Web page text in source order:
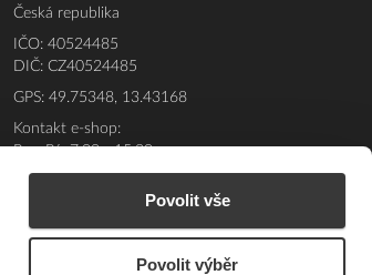
Povolit vše
Povolit výběr
Česká republika
IČO: 40524485
DIČ: CZ40524485
GPS: 49.75348, 13.43168
Kontakt e-shop:
Po - Pá: 7:00 - 15:30
E-mail:eshop@elfetex.cz